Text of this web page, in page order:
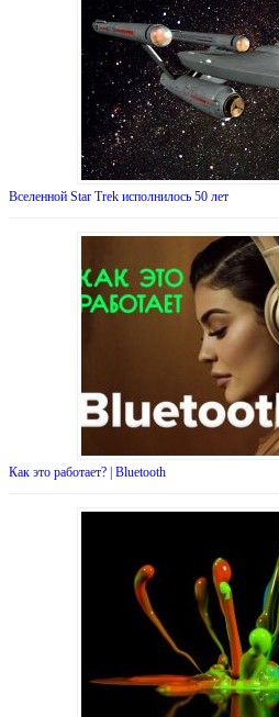
Вселенной Star Trek исполнилось 50 лет
Как это работает? | Bluetooth